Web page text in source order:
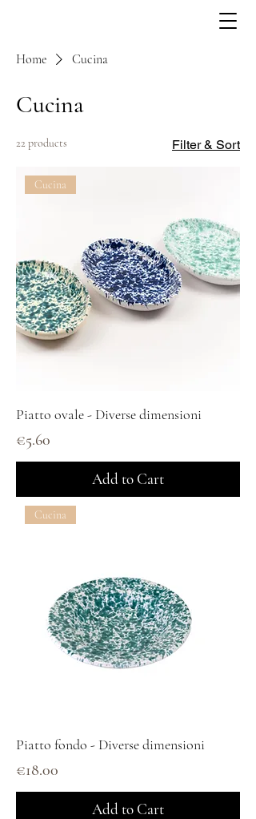
Home Cucina
Cucina
22 products Filter & Sort
Cucina
Piatto ovale - Diverse dimensioni
Price
€5.60
Add to Cart
Cucina
Piatto fondo - Diverse dimensioni
Price
€18.00
Add to Cart